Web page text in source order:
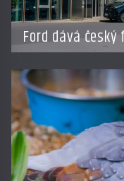
Ford dává
novým